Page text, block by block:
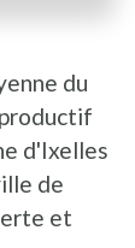
du
d'Ixelles
de
et